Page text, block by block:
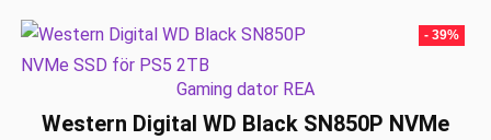
- 39%
Gaming dator REA
Western Digital WD Black SN850P NVMe